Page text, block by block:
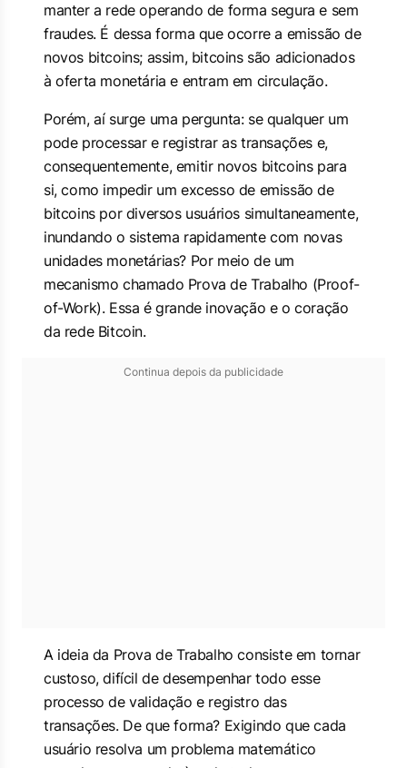
manter a rede operando de forma segura e sem
fraudes. É dessa forma que ocorre a emissão de
novos bitcoins; assim, bitcoins são adicionados
à oferta monetária e entram em circulação.
Porém, aí surge uma pergunta: se qualquer um
pode processar e registrar as transações e,
consequentemente, emitir novos bitcoins para
si, como impedir um excesso de emissão de
bitcoins por diversos usuários simultaneamente,
inundando o sistema rapidamente com novas
unidades monetárias? Por meio de um
mecanismo chamado Prova de Trabalho (Proof-
of-Work). Essa é grande inovação e o coração
da rede Bitcoin.
Continua depois da publicidade
A ideia da Prova de Trabalho consiste em tornar
custoso, difícil de desempenhar todo esse
processo de validação e registro das
transações. De que forma? Exigindo que cada
usuário resolva um problema matemático